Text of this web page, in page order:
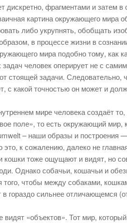
фрагментами и затем в
картина окружающего мира
либо укрупнять, обобщать
в процессе жизни в
мира подобно тому, как
человек оперирует не с
стоящей задачи. Следовательно,
с какой точностью он может и
мире человека создаёт то,
поле», то есть окружающий мир,
– наши образы и построения
к сожалению, далеко не
кошки тоже ощущают и видят, но
Однако собачьи, кошачьи и
чтобы между собаками,
гораздо сильнее отличающемся
«объектов». Тот мир,